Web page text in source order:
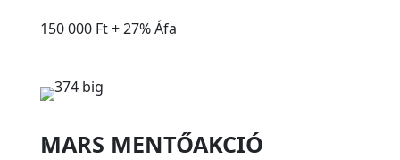
150 000 Ft + 27% Áfa
MARS MENTŐAKCIÓ